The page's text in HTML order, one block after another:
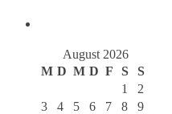
August 2026
M D M D F S S
1
2
3
4 5 6 7 8
9